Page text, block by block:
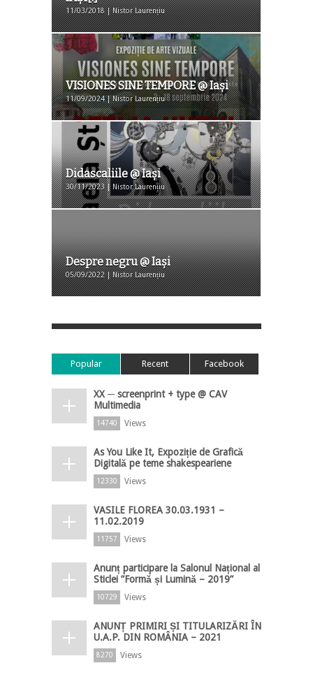
11/03/2018 | Nistor Laurențiu
VISIONES SINE TEMPORE @ Iaşi
11/09/2024 | Nistor Laurențiu
Didascaliile @ Iaşi
30/11/2023 | Nistor Laurențiu
Despre negru @ Iaşi
05/09/2022 | Nistor Laurențiu
Popular Recent Facebook
XX ─ screenprint + type @ CAV
Multimedia
14740 Views
As You Like It, Expoziție de Grafică
Digitală pe teme shakespeariene
12330 Views
VASILE FLOREA 30.03.1931 –
11.02.2019
11757 Views
Anunț participare la Salonul Național al
Sticlei ”Formă și Lumină – 2019”
10729 Views
ANUNȚ PRIMIRI ȘI TITULARIZĂRI ÎN
U.A.P. DIN ROMÂNIA – 2021
8270 Views